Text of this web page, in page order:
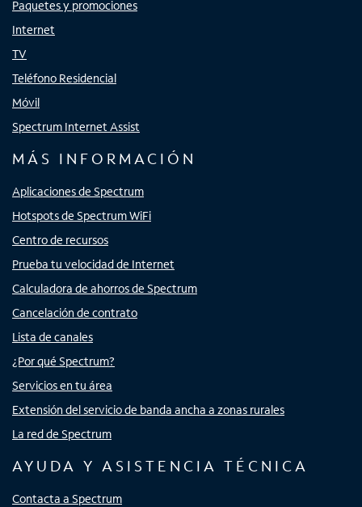
Paquetes y promociones
Internet
TV
Teléfono Residencial
Móvil
Spectrum Internet Assist
MÁS INFORMACIÓN
Aplicaciones de Spectrum
Hotspots de Spectrum WiFi
Centro de recursos
Prueba tu velocidad de Internet
Calculadora de ahorros de Spectrum
Cancelación de contrato
Lista de canales
¿Por qué Spectrum?
Servicios en tu área
Extensión del servicio de banda ancha a zonas rurales
La red de Spectrum
AYUDA Y ASISTENCIA TÉCNICA
Contacta a Spectrum